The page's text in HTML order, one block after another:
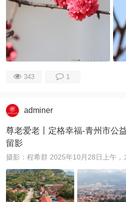
343 1
adminer
尊老爱老丨定格幸福-青州市公
留影